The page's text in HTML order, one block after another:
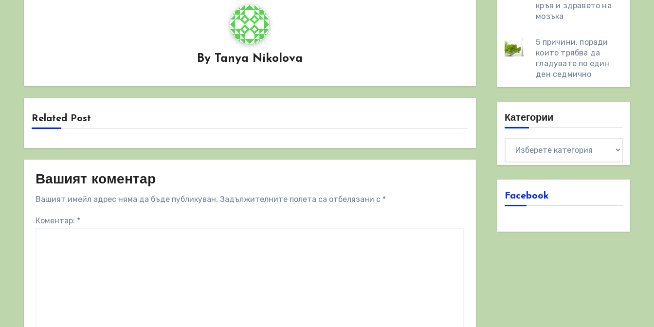
By Tanya Nikolova
Related Post
Вашият коментар
Вашият имейл адрес няма да бъде публикуван. Задължителните полета са отбелязани с *
Коментар: *
кръв и здравето на
мозъка
5 причини, поради
които трябва да
гладувате по един
ден седмично
Категории
Facebook